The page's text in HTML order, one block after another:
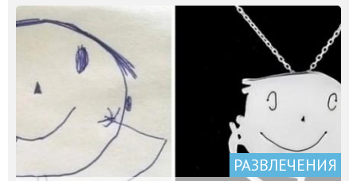
РАЗВЛЕЧЕНИЯ